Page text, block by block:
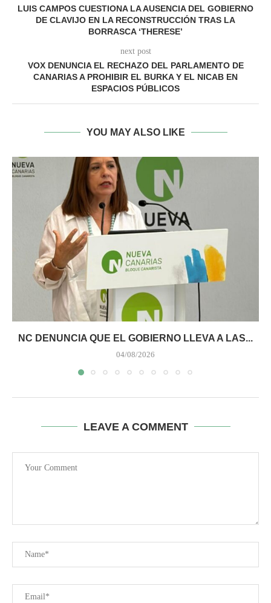
LUIS CAMPOS CUESTIONA LA AUSENCIA DEL GOBIERNO
DE CLAVIJO EN LA RECONSTRUCCIÓN TRAS LA
BORRASCA ‘THERESE’
next post
VOX DENUNCIA EL RECHAZO DEL PARLAMENTO DE
CANARIAS A PROHIBIR EL BURKA Y EL NICAB EN
ESPACIOS PÚBLICOS
YOU MAY ALSO LIKE
NC DENUNCIA QUE EL GOBIERNO LLEVA A LAS...
04/08/2026
LEAVE A COMMENT